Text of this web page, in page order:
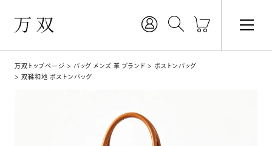
万双トップページ バッグ メンズ 革 ブランド
ボストンバッグ
双鞣和地 ボストンバッグ